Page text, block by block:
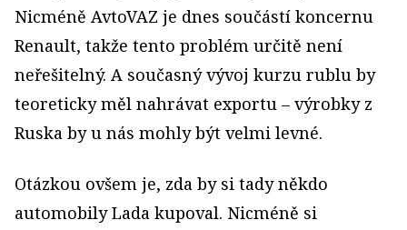
Nicméně AvtoVAZ je dnes součástí koncernu
Renault, takže tento problém určitě není
neřešitelný. A současný vývoj kurzu rublu by
teoreticky měl nahrávat exportu – výrobky z
Ruska by u nás mohly být velmi levné.
Otázkou ovšem je, zda by si tady někdo
automobily Lada kupoval. Nicméně si